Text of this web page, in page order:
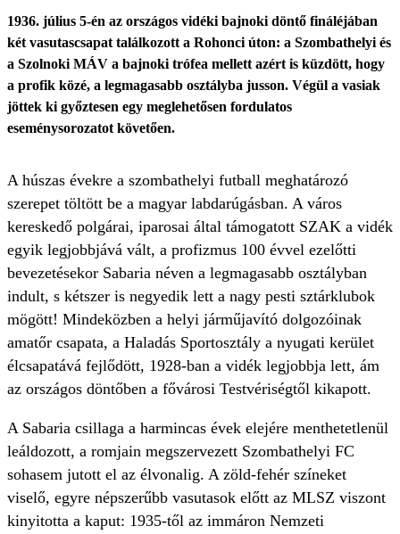
1936. július 5-én az országos vidéki bajnoki döntő fináléjában
két vasutascsapat találkozott a Rohonci úton: a Szombathelyi és
a Szolnoki MÁV a bajnoki trófea mellett azért is küzdött, hogy
a profik közé, a legmagasabb osztályba jusson. Végül a vasiak
jöttek ki győztesen egy meglehetősen fordulatos
eseménysorozatot követően.
A húszas évekre a szombathelyi futball meghatározó
szerepet töltött be a magyar labdarúgásban. A város
kereskedő polgárai, iparosai által támogatott SZAK a vidék
egyik legjobbjává vált, a profizmus 100 évvel ezelőtti
bevezetésekor Sabaria néven a legmagasabb osztályban
indult, s kétszer is negyedik lett a nagy pesti sztárklubok
mögött! Mindeközben a helyi járműjavító dolgozóinak
amatőr csapata, a Haladás Sportosztály a nyugati kerület
élcsapatává fejlődött, 1928-ban a vidék legjobbja lett, ám
az országos döntőben a fővárosi Testvériségtől kikapott.
A Sabaria csillaga a harmincas évek elejére menthetetlenül
leáldozott, a romjain megszervezett Szombathelyi FC
sohasem jutott el az élvonalig. A zöld-fehér színeket
viselő, egyre népszerűbb vasutasok előtt az MLSZ viszont
kinyitotta a kaput: 1935-től az immáron Nemzeti